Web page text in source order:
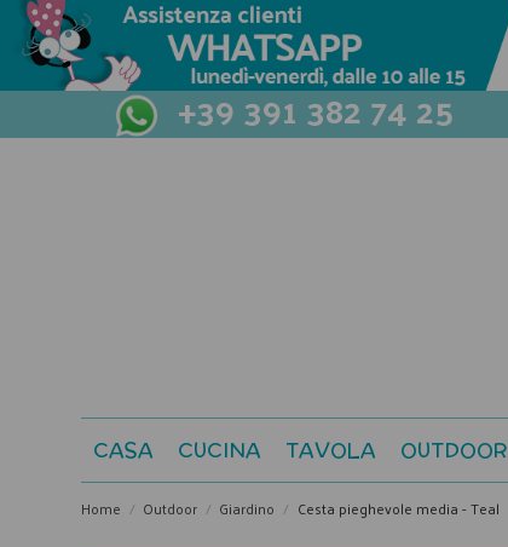
+39 391 382 74 25
CASA CUCINA TAVOLA OUTDOOR
Home Outdoor Giardino Cesta pieghevole media - Teal